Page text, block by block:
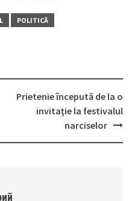
POLITICĂ
Prietenie începută de la o
invitaţie la festivalul
narciselor